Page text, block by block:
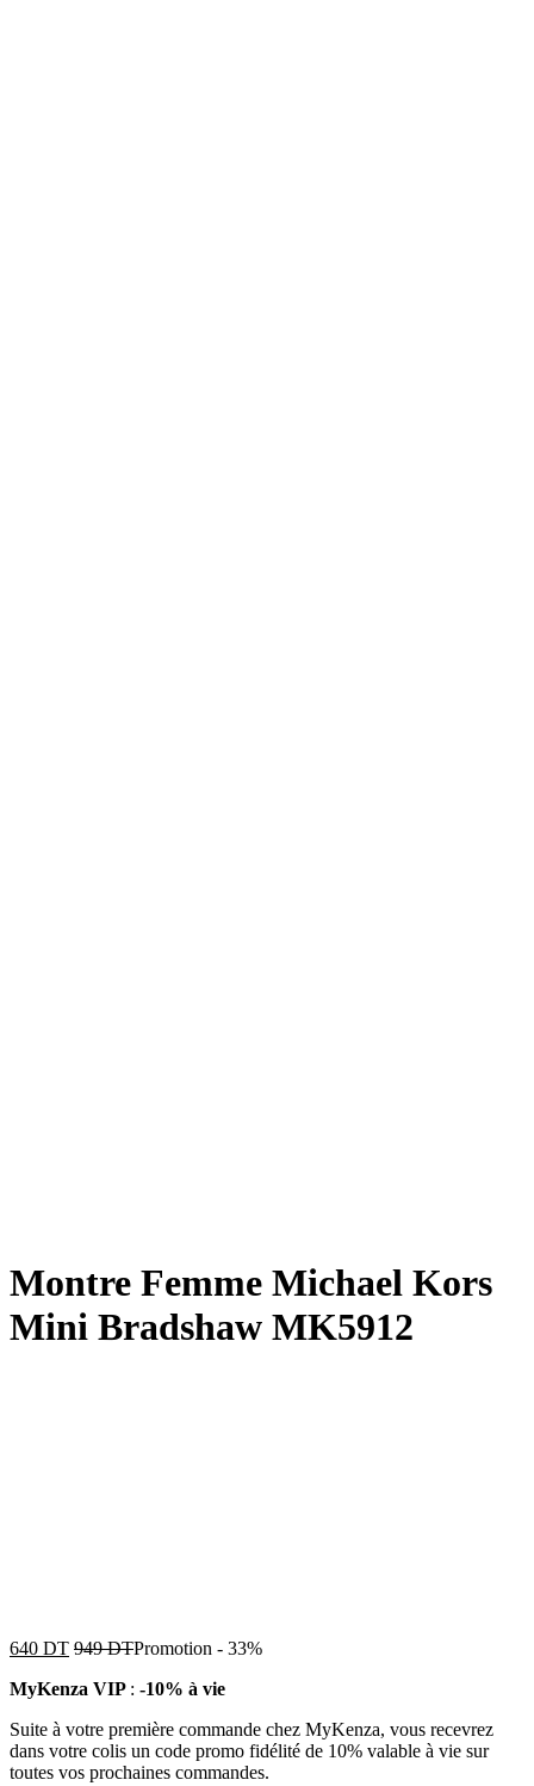
Montre Femme Michael Kors
Mini Bradshaw MK5912
640 DT 949DTPromotion - 33%
MyKenza VIP : -10% à vie
Suite à votre première commande chez MyKenza, vous recevrez
dans votre colis un code promo fidélité de 10% valable à vie sur
toutes vos prochaines commandes.